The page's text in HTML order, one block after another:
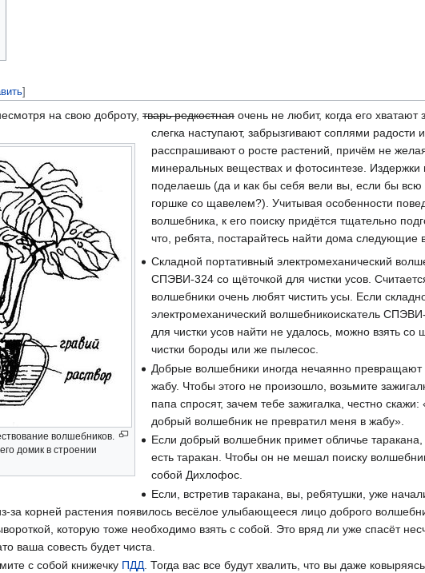
]
волшебников.
домик в строении
на свою доброту, тварь редкостная очень не любит, когда его
слегка наступают, забрызгивают соплями радости
расспрашивают о росте растений, причём не
минеральных веществах и фотосинтезе. Издержки
поделаешь (да и как бы себя вели вы, если бы всю
горшке со щавелем?). Учитывая особенности
волшебника, к его поиску придётся тщательно
что, ребята, постарайтесь найти дома следующие
Складной портативный электромеханический
СПЭВИ-324 со щёточкой для чистки усов.
волшебники очень любят чистить усы. Если
электромеханический волшебникоискатель
для чистки усов найти не удалось, можно взять со
чистки бороды или же пылесос.
Добрые волшебники иногда нечаянно
жабу. Чтобы этого не произошло, возьмите
папа спросят, зачем тебе зажигалка, честно скажи:
добрый волшебник не превратил меня в жабу».
Если добрый волшебник примет обличье таракана,
есть таракан. Чтобы он не мешал поиску
собой Дихлофос.
Если, встретив таракана, вы, ребятушки, уже
за корней растения появилось весёлое улыбающееся лицо доброго
которую тоже необходимо взять с собой. Это вряд ли уже спасёт
ваша совесть будет чиста.
с собой книжечку ПДД . Тогда вас все будут хвалить, что вы даже